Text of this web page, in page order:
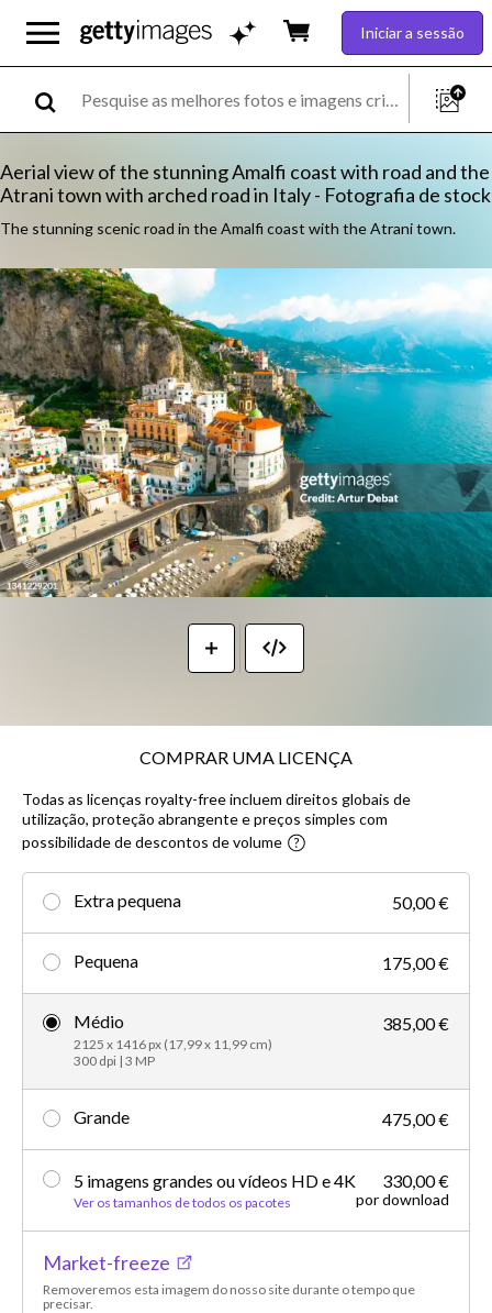
Iniciar a sessão
Aerial view of the stunning Amalfi coast with road and the
Atrani town with arched road in Italy - Fotografia de stock
The stunning scenic road in the Amalfi coast with the Atrani town.
COMPRAR UMA LICENÇA
Todas as licenças royalty-free incluem direitos globais de
utilização, proteção abrangente e preços simples com
possibilidade de descontos de volume
Extra pequena 50,00 €
Pequena 175,00 €
Médio
2125 x 1416 px (17,99 x 11,99 cm)
300 dpi | 3 MP
385,00 €
Grande 475,00 €
5 imagens grandes ou vídeos HD e 4K
Ver os tamanhos de todos os pacotes
330,00 €
por download
Market-freeze
Removeremos esta imagem do nosso site durante o tempo que
precisar.